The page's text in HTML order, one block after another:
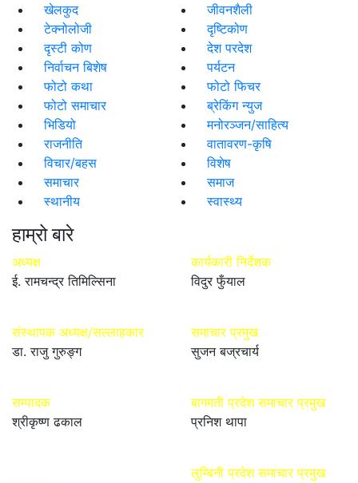
खेलकुद
जीवनशैली
टेक्नोलोजी
दृष्टिकोण
दृस्टी कोण
देश परदेश
निर्वाचन बिशेष
पर्यटन
फोटो कथा
फोटो फिचर
फोटो समाचार
ब्रेकिंग न्युज
भिडियो
मनोरञ्जन/साहित्य
राजनीति
वातावरण-कृषि
विचार/बहस
विशेष
समाचार
समाज
स्थानीय
स्वास्थ्य
हाम्रो बारे
अध्यक्ष
ई. रामचन्द्र तिमिल्सिना
संस्थापक अध्यक्ष/सल्लाहकार
डा. राजु गुरुङ्ग
सम्पादक
श्रीकृष्ण ढकाल
कार्यकारी निर्देशक
विदुर फुँयाल
समाचार प्रमुख
सुजन बज्रचार्य
बागमती प्रदेश समाचार प्रमुख
प्रनिश थापा
लुम्बिनी प्रदेश समाचार प्रमुख